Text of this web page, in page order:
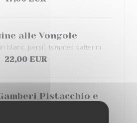
alle Vongole
blanc, persil, tomates datterini
22,00 EUR
Pistacchio e